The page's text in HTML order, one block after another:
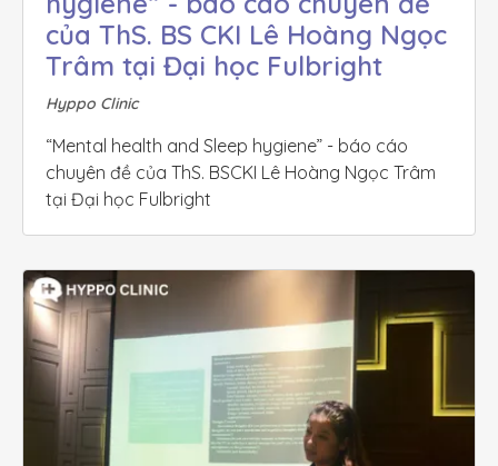
của ThS. BS CKI Lê Hoàng Ngọc
Trâm tại Đại học Fulbright
Hyppo Clinic
“Mental health and Sleep hygiene” - báo cáo
chuyên đề của ThS. BSCKI Lê Hoàng Ngọc Trâm
tại Đại học Fulbright